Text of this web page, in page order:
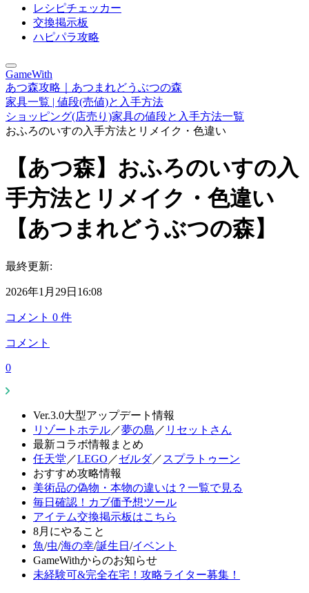
レシピチェッカー
交換掲示板
ハピパラ攻略
GameWith
あつ森攻略｜あつまれどうぶつの森
家具一覧 | 値段(売値)と入手方法
ショッピング(店売り)家具の値段と入手方法一覧
おふろのいすの入手方法とリメイク・色違い
【あつ森】おふろのいすの入
手方法とリメイク・色違い
【あつまれどうぶつの森】
最終更新:
2026年1月29日16:08
コメント 0 件
コメント
0
Ver.3.0大型アップデート情報
リゾートホテル／夢の島 ／ リセットさん
最新コラボ情報まとめ
任天堂 ／LEGO ／ゼルダ／ スプラトゥーン
おすすめ攻略情報
美術品の偽物・本物の違いは？一覧で見る
毎日確認！カブ価予想ツール
アイテム交換掲示板はこちら
8月にやること
魚/虫/海の幸/誕生日 /イベント
GameWithからのお知らせ
未経験可&完全在宅！攻略ライター募集！